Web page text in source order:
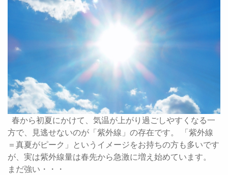
春から初夏にかけて、気温が上がり過ごしやすくなる一
方で、見逃せないのが「紫外線」の存在です。 「紫外線
＝真夏がピーク」というイメージをお持ちの方も多いです
が、実は紫外線量は春先から急激に増え始めています。
まだ強い・・・